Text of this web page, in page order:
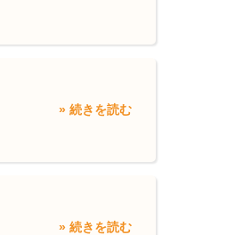
» 続きを読む
» 続きを読む